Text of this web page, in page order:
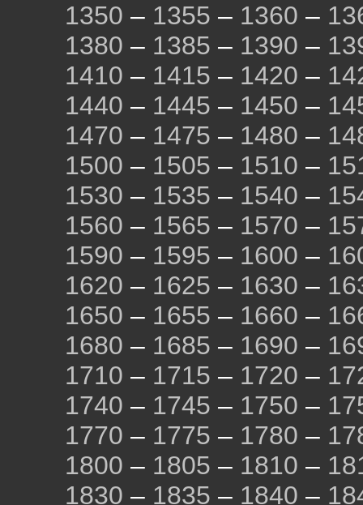
1350 – 1355 – 1360 –
1380 – 1385 – 1390 –
1410 – 1415 – 1420 –
1440 – 1445 – 1450 –
1470 – 1475 – 1480 –
1500 – 1505 – 1510 –
1530 – 1535 – 1540 –
1560 – 1565 – 1570 –
1590 – 1595 – 1600 –
1620 – 1625 – 1630 –
1650 – 1655 – 1660 –
1680 – 1685 – 1690 –
1710 – 1715 – 1720 –
1740 – 1745 – 1750 –
1770 – 1775 – 1780 –
1800 – 1805 – 1810 –
1830 – 1835 – 1840 –